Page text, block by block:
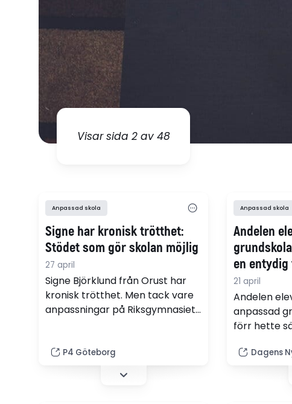
Visar sida 2 av 48
Anpassad skola
Signe har kronisk trötthet:
Stödet som gör skolan möjlig
27 april
Signe Björklund från Orust har
kronisk trötthet. Men tack vare
anpassningar på Riksgymnasiet i
et. För Signe har stödet varit
avgörande – och nu vill hon
P4 Göteborg
Anpassad skola
Andelen
en
21 april
Andelen
anpassad
förr hette
totalt sett
är andelen
Dagens